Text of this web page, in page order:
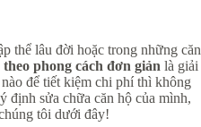
thể lâu đời hoặc trong những căn
phong cách đơn giản là giải
để tiết kiệm chi phí thì không
định sửa chữa căn hộ của mình,
tôi dưới đây!